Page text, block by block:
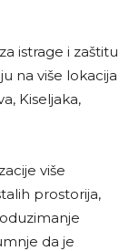
istrage i zaštitu
na više lokacija
Kiseljaka,
više
prostorija,
da je